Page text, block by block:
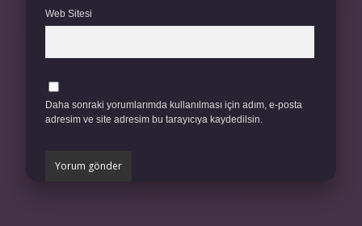
Web Sitesi
Daha sonraki yorumlarımda kullanılması için adım, e-posta
adresim ve site adresim bu tarayıcıya kaydedilsin.